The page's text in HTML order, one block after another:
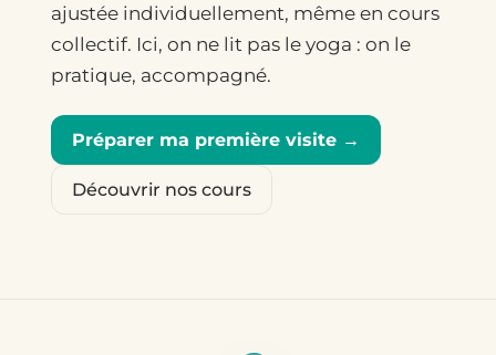
ajustée individuellement, même en cours
collectif. Ici, on ne lit pas le yoga : on le
pratique, accompagné.
Préparer ma première visite →
Découvrir nos cours